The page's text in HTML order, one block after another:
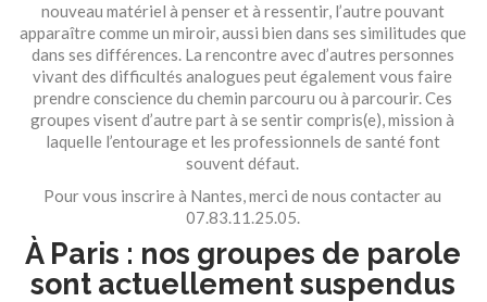
nouveau matériel à penser et à ressentir, l’autre pouvant
apparaître comme un miroir, aussi bien dans ses similitudes que
dans ses différences. La rencontre avec d’autres personnes
vivant des difficultés analogues peut également vous faire
prendre conscience du chemin parcouru ou à parcourir. Ces
groupes visent d’autre part à se sentir compris(e), mission à
laquelle l’entourage et les professionnels de santé font
souvent défaut.
Pour vous inscrire à Nantes, merci de nous contacter au
07.83.11.25.05.
À Paris : nos groupes de parole
sont actuellement suspendus